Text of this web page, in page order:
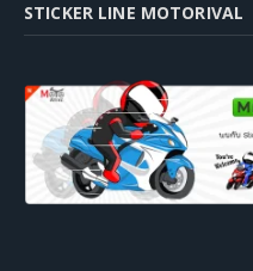
STICKER LINE MOTORIVAL